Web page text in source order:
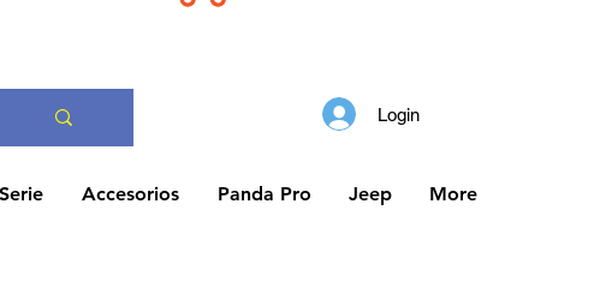
Login
Accesorios Panda Pro Jeep More